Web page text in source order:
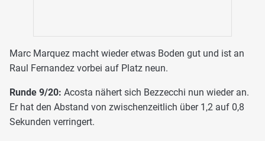
Marc Marquez macht wieder etwas Boden gut und ist an
Raul Fernandez vorbei auf Platz neun.
Runde 9/20: Acosta nähert sich Bezzecchi nun wieder an.
Er hat den Abstand von zwischenzeitlich über 1,2 auf 0,8
Sekunden verringert.